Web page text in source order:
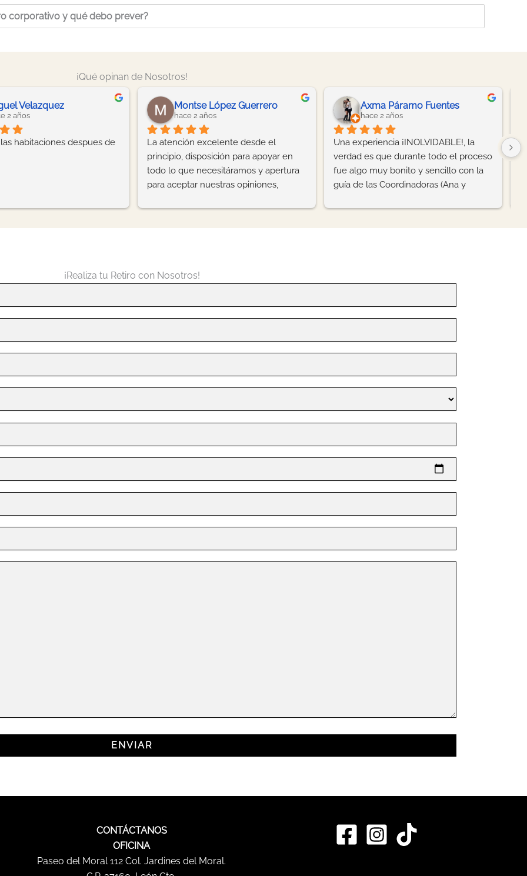
corporativo y qué debo prever?
¡Qué opinan de Nosotros!
Karina
2 años
que sigo encantada con mi
desde el principio Anita
la comida, la música y el
de verdad con el resultado
como disfrutamos la fiesta.
hace 2 años
Hermosa experiencia en mi graduación
🤩, estuvo excelente, hubo mucha
dedicación y profesionalismo en cada
detalle, el ejecutivo estuvo increíble
duda y coordinando en todo
Geronimo Arturo
hace 3 años
Un lugar increíble para organizar tu
boda,  tienen varios espacios para ello,
agradecemos a Ana y Brenda su
atención y profesionalimos, aunque
toda la logística, lograron sacar avante
recomiendo este lugar para su evento.
¡Realiza tu Retiro con Nosotros!
CONTÁCTANOS
OFICINA
Paseo del Moral 112 Col. Jardines del Moral.